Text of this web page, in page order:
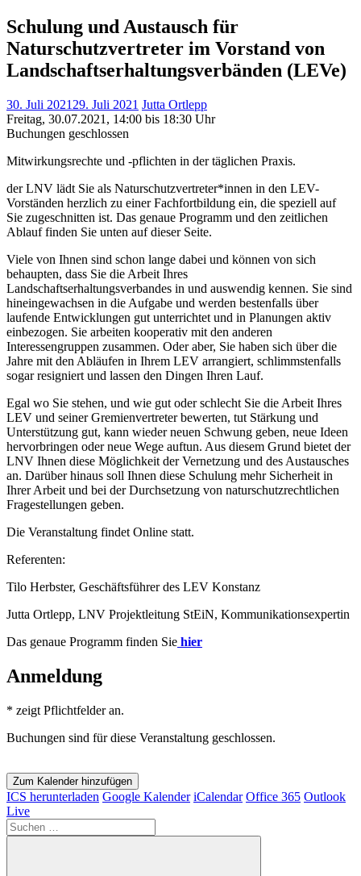
Schulung und Austausch für
Naturschutzvertreter im Vorstand von
Landschaftserhaltungsverbänden (LEVe)
30. Juli 2021 29. Juli 2021 Jutta Ortlepp
Freitag, 30.07.2021, 14:00 bis 18:30 Uhr
Buchungen geschlossen
Mitwirkungsrechte und -pflichten in der täglichen Praxis.
der LNV lädt Sie als Naturschutzvertreter*innen in den LEV-
Vorständen herzlich zu einer Fachfortbildung ein, die speziell auf
Sie zugeschnitten ist. Das genaue Programm und den zeitlichen
Ablauf finden Sie unten auf dieser Seite.
Viele von Ihnen sind schon lange dabei und können von sich
behaupten, dass Sie die Arbeit Ihres
Landschaftserhaltungsverbandes in und auswendig kennen. Sie sind
hineingewachsen in die Aufgabe und werden bestenfalls über
laufende Entwicklungen gut unterrichtet und in Planungen aktiv
einbezogen. Sie arbeiten kooperativ mit den anderen
Interessengruppen zusammen. Oder aber, Sie haben sich über die
Jahre mit den Abläufen in Ihrem LEV arrangiert, schlimmstenfalls
sogar resigniert und lassen den Dingen Ihren Lauf.
Egal wo Sie stehen, und wie gut oder schlecht Sie die Arbeit Ihres
LEV und seiner Gremienvertreter bewerten, tut Stärkung und
Unterstützung gut, kann wieder neuen Schwung geben, neue Ideen
hervorbringen oder neue Wege auftun. Aus diesem Grund bietet der
LNV Ihnen diese Möglichkeit der Vernetzung und des Austausches
an. Darüber hinaus soll Ihnen diese Schulung mehr Sicherheit in
Ihrer Arbeit und bei der Durchsetzung von naturschutzrechtlichen
Fragestellungen geben.
Die Veranstaltung findet Online statt.
Referenten:
Tilo Herbster, Geschäftsführer des LEV Konstanz
Jutta Ortlepp, LNV Projektleitung StEiN, Kommunikationsexpertin
Das genaue Programm finden Sie hier
Anmeldung
* zeigt Pflichtfelder an.
Buchungen sind für diese Veranstaltung geschlossen.
Zum Kalender hinzufügen
ICS herunterladen Google Kalender iCalendar Office 365 Outlook
Live
Suchen
nach: